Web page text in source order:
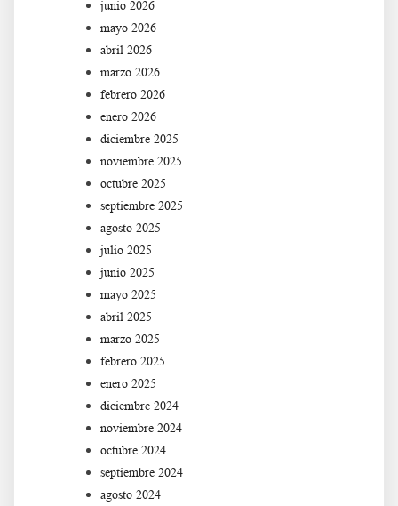
junio 2026
mayo 2026
abril 2026
marzo 2026
febrero 2026
enero 2026
diciembre 2025
noviembre 2025
octubre 2025
septiembre 2025
agosto 2025
julio 2025
junio 2025
mayo 2025
abril 2025
marzo 2025
febrero 2025
enero 2025
diciembre 2024
noviembre 2024
octubre 2024
septiembre 2024
agosto 2024